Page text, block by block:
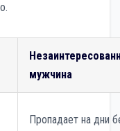
мужчина
Пропадает на дни